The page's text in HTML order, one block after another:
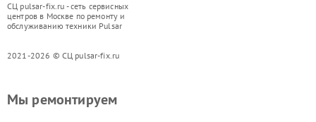
СЦ pulsar-fix.ru - сеть сервисных
центров в Москве по ремонту и
обслуживанию техники Pulsar
2021-2026 © СЦ pulsar-fix.ru
Мы ремонтируем